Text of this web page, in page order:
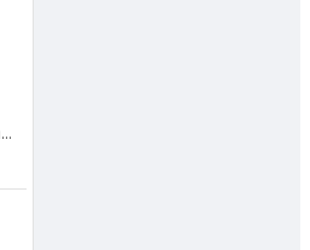
Kenmaster Obeng Jam Set 6 Pcs